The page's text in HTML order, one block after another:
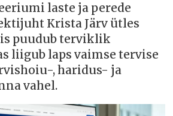
laste ja perede
Krista Järv ütles
puudub terviklik
liigub laps vaimse tervise
, haridus- ja
vahel.